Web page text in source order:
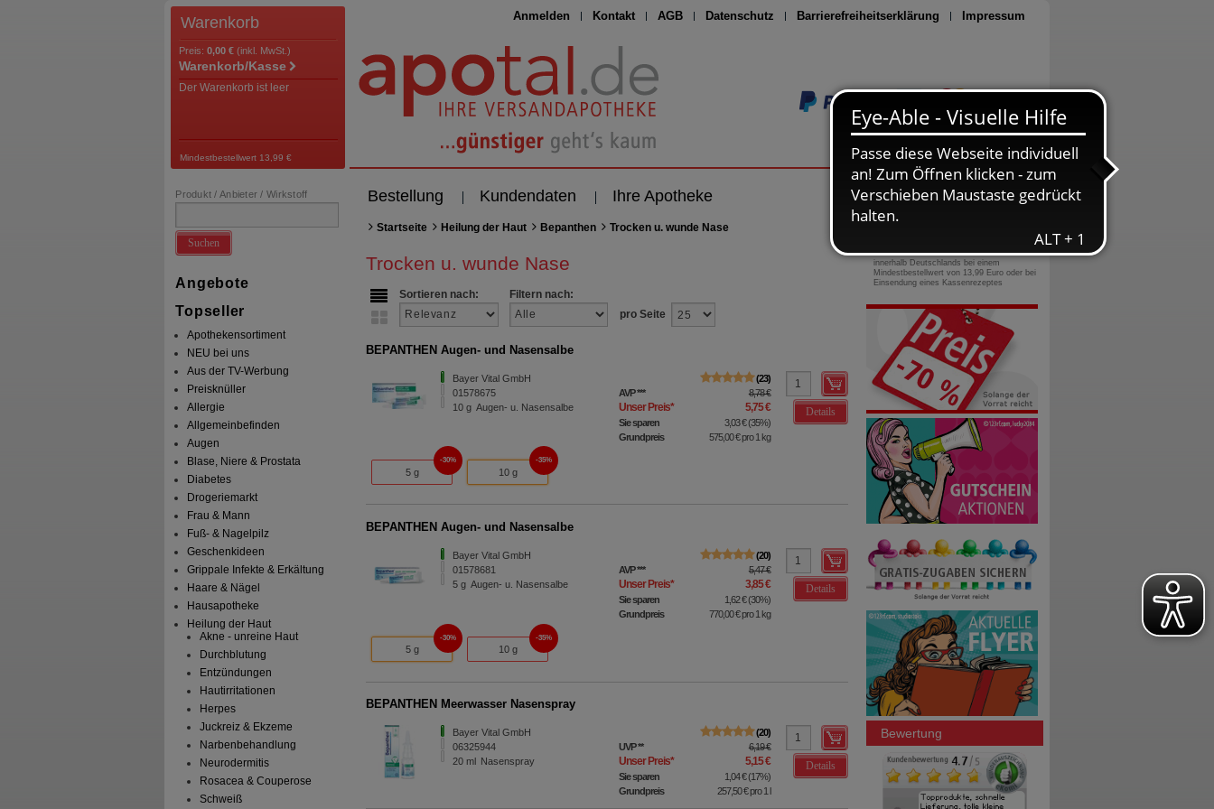
Anmelden Kontakt AGB Datenschutz Barrierefreiheitserklärung Impressum
Seite drucken
Warenkorb
Preis: 0,00 € (inkl. MwSt.)
Warenkorb/Kasse
Der Warenkorb ist leer
Mindestbestellwert 13,99 €
Bestellung Kundendaten Ihre Apotheke
Produkt / Anbieter / Wirkstoff
Suchen
Angebote
Topseller
Apothekensortiment
NEU bei uns
Aus der TV-Werbung
Preisknüller
Allergie
Allgemeinbefinden
Augen
Blase, Niere & Prostata
Diabetes
Drogeriemarkt
Frau & Mann
Fuß- & Nagelpilz
Geschenkideen
Grippale Infekte & Erkältung
Haare & Nägel
Hausapotheke
Heilung der Haut
Akne - unreine Haut
Durchblutung
Entzündungen
Hautirritationen
Herpes
Juckreiz & Ekzeme
Narbenbehandlung
Neurodermitis
Rosacea & Couperose
Schweiß
Startseite Heilung der Haut Bepanthen Trocken u. wunde Nase
Trocken u. wunde Nase
Sortieren nach:
Filtern nach:
pro Seite
BEPANTHEN Augen- und Nasensalbe
Bayer Vital GmbH
01578675
10g Augen- u. Nasensalbe
23
AVP*** 8,78 €
Unser Preis* 5,75 €
Sie sparen 3,03 €(35%)
Grundpreis
575,00 €pro 1 kg
Details
5 g
30%
10 g
35%
BEPANTHEN Augen- und Nasensalbe
Bayer Vital GmbH
01578681
5g Augen- u. Nasensalbe
20
AVP*** 5,47 €
Unser Preis* 3,85 €
Sie sparen 1,62 €(30%)
Grundpreis
770,00 €pro 1 kg
Details
5 g
30%
10 g
35%
BEPANTHEN Meerwasser Nasenspray
Bayer Vital GmbH
06325944
20 ml Nasenspray
20
UVP** 6,19 €
Unser Preis* 5,15 €
Sie sparen 1,04 €(17%)
Grundpreis
257,50 €pro 1 l
Details
0800-10 11 422
gebührenfreie Rufnummer
innerhalb Deutschlands bei einem
Mindestbestellwert von 13,99 Euro oder bei
Einsendung eines Kassenrezeptes
Bewertung